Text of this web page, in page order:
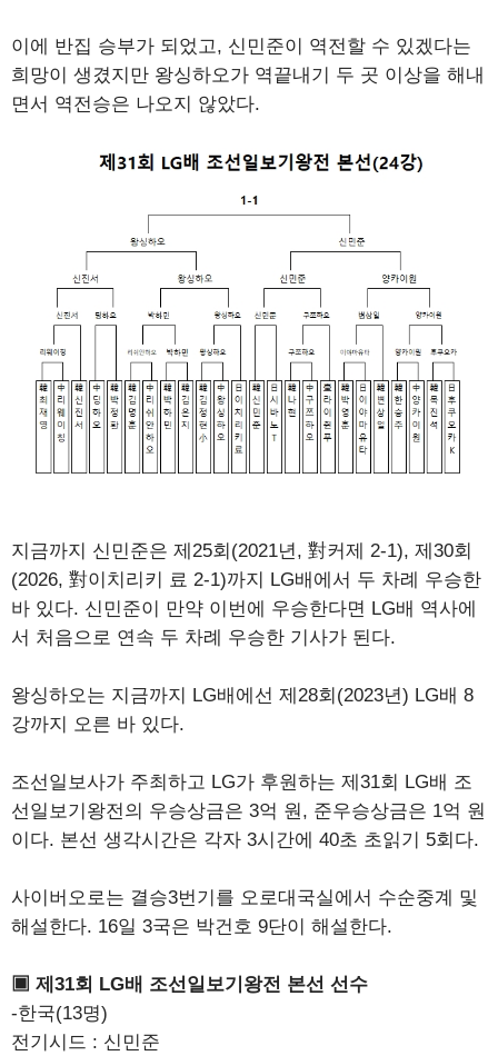
이에 반집 승부가 되었고, 신민준이 역전할 수 있겠다는
희망이 생겼지만 왕싱하오가 역끝내기 두 곳 이상을 해내
면서 역전승은 나오지 않았다.
지금까지 신민준은 제25회(2021년, 對커제 2-1), 제30회
(2026, 對이치리키 료 2-1)까지 LG배에서 두 차례 우승한
바 있다. 신민준이 만약 이번에 우승한다면 LG배 역사에
서 처음으로 연속 두 차례 우승한 기사가 된다.
왕싱하오는 지금까지 LG배에선 제28회(2023년) LG배 8
강까지 오른 바 있다.
조선일보사가 주최하고 LG가 후원하는 제31회 LG배 조
선일보기왕전의 우승상금은 3억 원, 준우승상금은 1억 원
이다. 본선 생각시간은 각자 3시간에 40초 초읽기 5회다.
사이버오로는 결승3번기를 오로대국실에서 수순중계 및
해설한다. 16일 3국은 박건호 9단이 해설한다.
▣ 제31회 LG배 조선일보기왕전 본선 선수
-한국(13명)
전기시드 : 신민준